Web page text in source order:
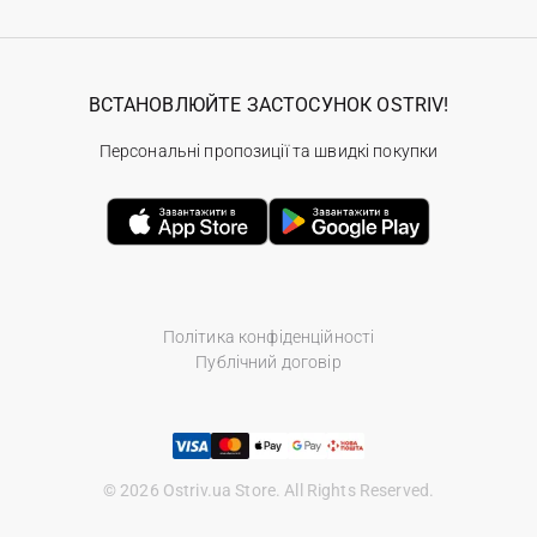
Політика конфіденційності
Публічний договір
© 2026 Ostriv.ua Store. All Rights Reserved.
ВСТАНОВЛЮЙТЕ ЗАСТОСУНОК OSTRIV!
Персональні пропозиції та швидкі покупки